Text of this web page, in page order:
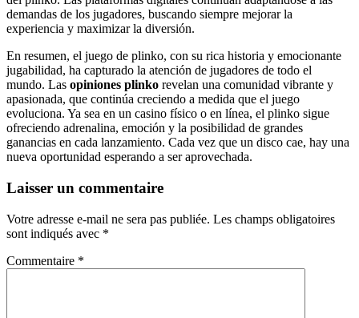
demandas de los jugadores, buscando siempre mejorar la
experiencia y maximizar la diversión.
En resumen, el juego de plinko, con su rica historia y emocionante
jugabilidad, ha capturado la atención de jugadores de todo el
mundo. Las opiniones plinko revelan una comunidad vibrante y
apasionada, que continúa creciendo a medida que el juego
evoluciona. Ya sea en un casino físico o en línea, el plinko sigue
ofreciendo adrenalina, emoción y la posibilidad de grandes
ganancias en cada lanzamiento. Cada vez que un disco cae, hay una
nueva oportunidad esperando a ser aprovechada.
Laisser un commentaire
Votre adresse e-mail ne sera pas publiée. Les champs obligatoires
sont indiqués avec *
Commentaire *